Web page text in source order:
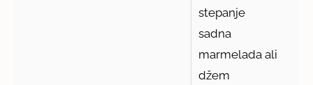
stepanje
sadna
marmelada ali
džem